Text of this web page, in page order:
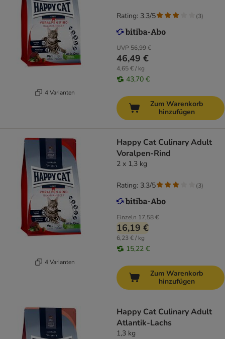
4 Varianten
UVP 56,99 €
46,49 €
4,65 € / kg
43,70 €
Rating: 3.3/5 (3)
Zum Warenkorb
hinzufügen
4 Varianten
Happy Cat Culinary Adult
Voralpen-Rind
2 x 1,3 kg
Einzeln 17,58 €
16,19 €
6,23 € / kg
15,22 €
Rating: 3.3/5 (3)
Zum Warenkorb
hinzufügen
Happy Cat Culinary Adult
Atlantik-Lachs
1,3 kg